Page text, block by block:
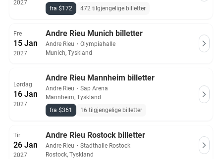
2027
fra $172
472 tilgjengelige billetter
Fre
15 Jan
2027
Andre Rieu Munich billetter
Andre Rieu ・ Olympiahalle
Munich, Tyskland
Lørdag
16 Jan
2027
Andre Rieu Mannheim billetter
Andre Rieu ・ Sap Arena
Mannheim, Tyskland
fra $361
16 tilgjengelige billetter
Tir
26 Jan
2027
Andre Rieu Rostock billetter
Andre Rieu ・ Stadthalle Rostock
Rostock, Tyskland